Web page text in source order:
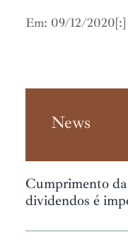
Em: 09/12/2020[:]
News
Cumprimento
dividendos é